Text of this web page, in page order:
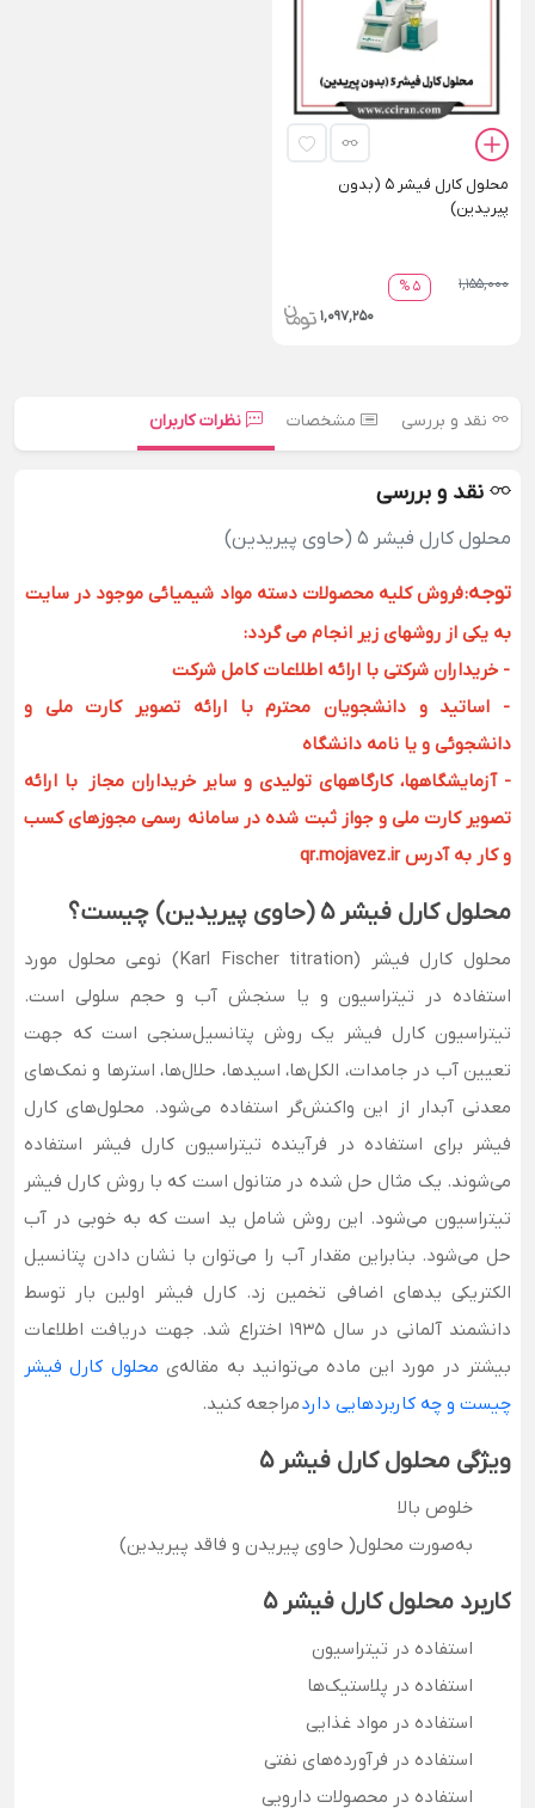
محلول کارل فیشر 5 (بدون
پیریدین)
5 %
1,155,000
1,097,250
نقد و بررسی مشخصات نظرات کاربران
نقد و بررسی
محلول کارل فیشر 5 (حاوی پیریدین)
توجه:فروش کلیه محصولات دسته مواد شیمیائی موجود در سایت
به یکی از روشهای زیر انجام می گردد:
- خریداران شرکتی با ارائه اطلاعات کامل شرکت
- اساتید و دانشجویان محترم با ارائه تصویر کارت ملی و
دانشجوئی و یا نامه دانشگاه
- آزمایشگاهها، کارگاههای تولیدی و سایر خریداران مجاز با ارائه
تصویر کارت ملی و جواز ثبت شده در سامانه رسمی مجوزهای کسب
و کار به آدرس qr.mojavez.ir
محلول کارل فیشر 5 (حاوی پیریدین) چیست؟
محلول کارل فیشر (Karl Fischer titration) نوعی محلول مورد
استفاده در تیتراسیون و یا سنجش آب و حجم سلولی است.
تیتراسیون کارل فیشر یک روش پتانسیل‌سنجی است که جهت
تعیین آب در جامدات، الکل‌ها، اسیدها، حلال‌ها، استرها و نمک‌های
معدنی آبدار از این واکنش‌گر استفاده می‌شود. محلول‌های کارل
فیشر برای استفاده در فرآینده تیتراسیون کارل فیشر استفاده
می‌شوند. یک مثال حل شده در متانول است که با روش کارل فیشر
تیتراسیون می‌شود. این روش شامل ید است که به خوبی در آب
حل می‌شود. بنابراین مقدار آب را می‌توان با نشان دادن پتانسیل
الکتریکی یدهای اضافی تخمین زد. کارل فیشر اولین بار توسط
دانشمند آلمانی در سال 1935 اختراع شد. جهت دریافت اطلاعات
بیشتر در مورد این ماده می‌توانید به مقاله‌ی محلول کارل فیشر
چیست و چه کاربردهایی داردمراجعه کنید.
ویژگی محلول کارل فیشر 5
خلوص بالا
به‌صورت محلول( حاوی پیریدن و فاقد پیریدین)
کاربرد محلول کارل فیشر 5
استفاده در تیتراسیون
استفاده در پلاستیک‌ها
استفاده در مواد غذایی
استفاده در فرآورده‌های نفتی
استفاده در محصولات دارویی